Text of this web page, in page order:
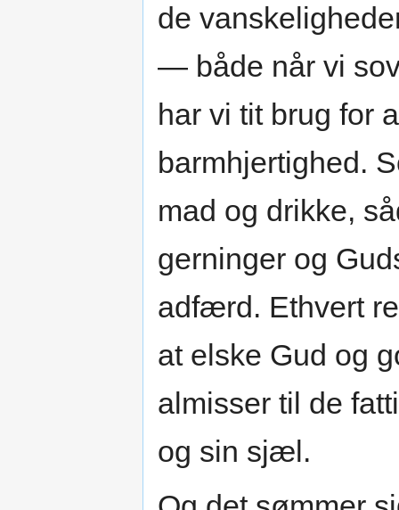
de
— både når vi
har vi tit brug for
barmhjertighed.
mad og drikke,
gerninger og
adfærd. Ethvert
at elske Gud og
almisser til de
og sin sjæl.